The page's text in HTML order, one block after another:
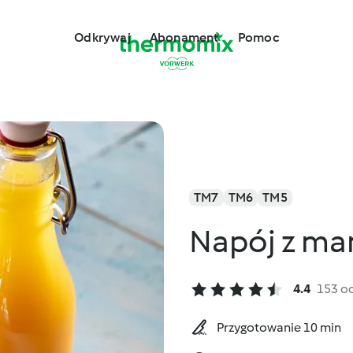
Odkrywaj Abonament Pomoc
TM7 TM6 TM5
Napój z
4.4 153
Przygotowanie 10 min